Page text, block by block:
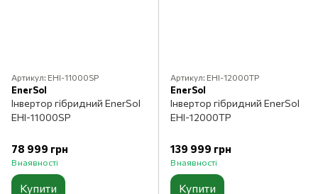
Артикул: EHI-11000SP
EnerSol
Інвертор гібридний EnerSol
EHI-11000SP
78 999 грн
В наявності
Купити
Артикул: EHI-12000TP
EnerSol
Інвертор гібридний EnerSol
EHI-12000TP
139 999 грн
В наявності
Купити